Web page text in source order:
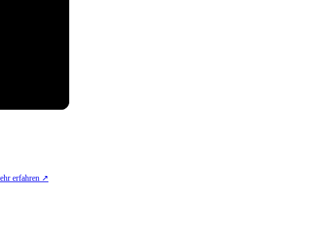
erfahren ↗